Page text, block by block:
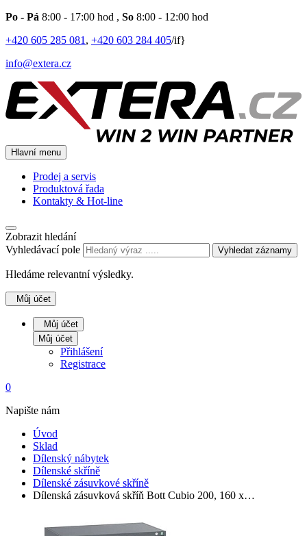
Po - Pá 8:00 - 17:00 hod , So 8:00 - 12:00 hod
+420 605 285 081 , +420 603 284 405/if}
info@extera.cz
Hlavní menu
Prodej a servis
Produktová řada
Kontakty & Hot-line
Zobrazit hledání
Vyhledávací pole
Vyhledat záznamy
Hledáme relevantní výsledky.
Můj účet
Můj účet
Můj účet
Přihlášení
Registrace
0
Napište nám
Úvod
Sklad
Dílenský nábytek
Dílenské skříně
Dílenské zásuvkové skříně
Dílenská zásuvková skříň Bott Cubio 200, 160 x…